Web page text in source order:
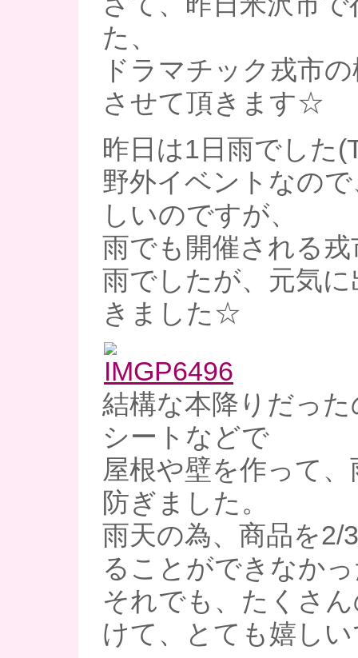
た、
ドラマチック戎市
させて頂きます☆
昨日は1日雨でした
野外イベントなの
しいのですが、
雨でも開催される
雨でしたが、元気
きました☆
結構な本降りだっ
シートなどで
屋根や壁を作って
防ぎました。
雨天の為、商品を2/
ることができなか
それでも、たくさ
けて、とても嬉し